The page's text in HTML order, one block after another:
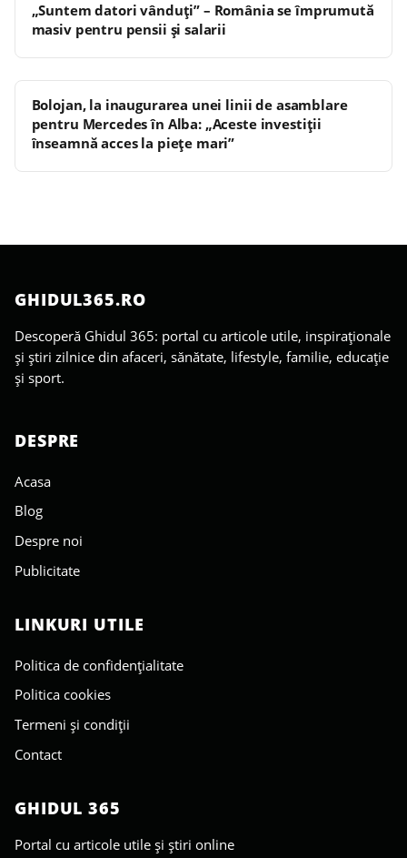
„Suntem datori vânduţi” – România se împrumută
masiv pentru pensii și salarii
Bolojan, la inaugurarea unei linii de asamblare
pentru Mercedes în Alba: „Aceste investiţii
înseamnă acces la pieţe mari”
GHIDUL365.RO
Descoperă Ghidul 365: portal cu articole utile, inspiraționale
și știri zilnice din afaceri, sănătate, lifestyle, familie, educație
și sport.
DESPRE
Acasa
Blog
Despre noi
Publicitate
LINKURI UTILE
Politica de confidențialitate
Politica cookies
Termeni și condiții
Contact
GHIDUL 365
Portal cu articole utile și știri online